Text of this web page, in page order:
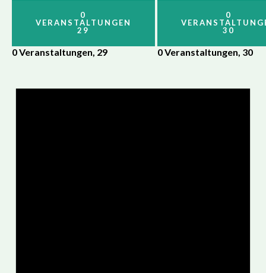
0
VERANSTALTUNGEN
29
0 Veranstaltungen, 29
0
30
0 Veranstaltungen, 30